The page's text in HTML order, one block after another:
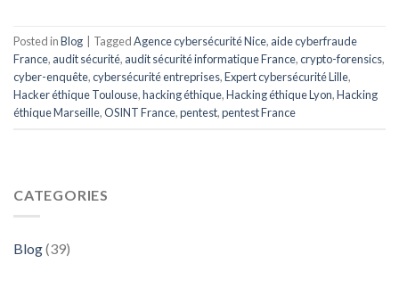
Posted inBlog TaggedAgence cybersécurité Nice, aide cyberfraude
France, audit sécurité, audit sécurité informatique France,crypto-forensics,
cyber-enquête,cybersécurité entreprises,Expert cybersécurité Lille,
Hacker éthique Toulouse,hacking éthique,Hacking éthique Lyon,Hacking
éthique Marseille,OSINT France,pentest,pentest France
CATEGORIES
Blog(39)